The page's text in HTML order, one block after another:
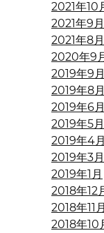
2021年10
2021年9月
2021年8月
2020年9
2019年9月
2019年8月
2019年6月
2019年5月
2019年4月
2019年3月
2019年1月
2018年12
2018年11月
2018年10